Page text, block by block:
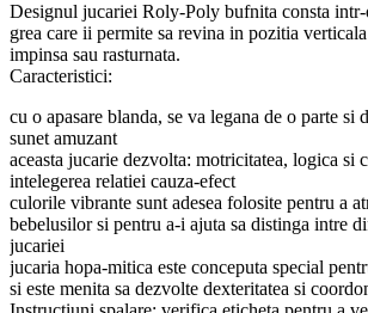
Designul jucariei Roly-Poly bufnita consta intr-
grea care ii permite sa revina in pozitia
impinsa sau rasturnata.
Caracteristici:
cu o apasare blanda, se va legana de o parte si
sunet amuzant
aceasta jucarie dezvolta: motricitatea, logica si
intelegerea relatiei cauza-efect
culorile vibrante sunt adesea folosite pentru a
bebelusilor si pentru a-i ajuta sa distinga intre
jucariei
jucaria hopa-mitica este conceputa special
si este menita sa dezvolte dexteritatea si